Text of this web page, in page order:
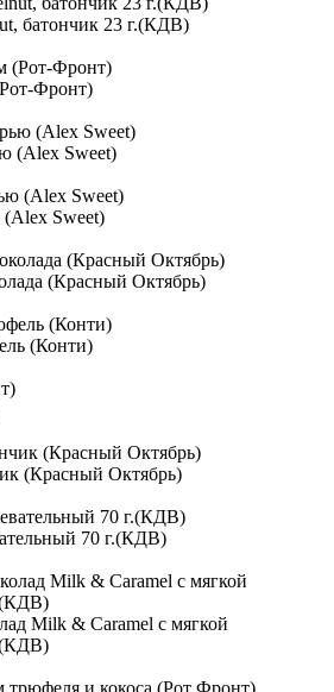
батончик 23 г.(КДВ)
Фронт)
(Alex Sweet)
(Alex Sweet)
(Красный Октябрь)
(Конти)
(Красный Октябрь)
70 г.(КДВ)
Milk & Caramel с мягкой